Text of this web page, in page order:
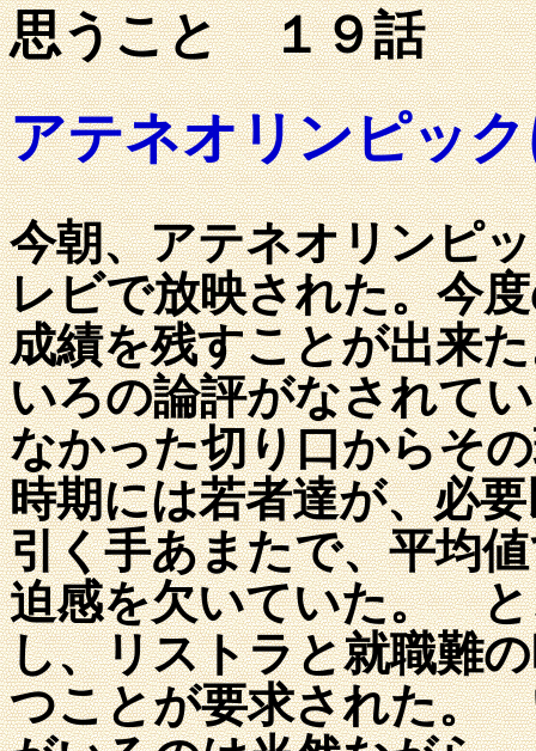
思うこと １９話 ２
アテネオリンピッ
今朝、アテネオリンピ
レビで放映された。今
成績を残すことが出来
いろの論評がなされて
なかった切り口からそ
時期には若者達が、必
引く手あまたで、平均
迫感を欠いていた。 と
し、リストラと就職難
つことが要求された。